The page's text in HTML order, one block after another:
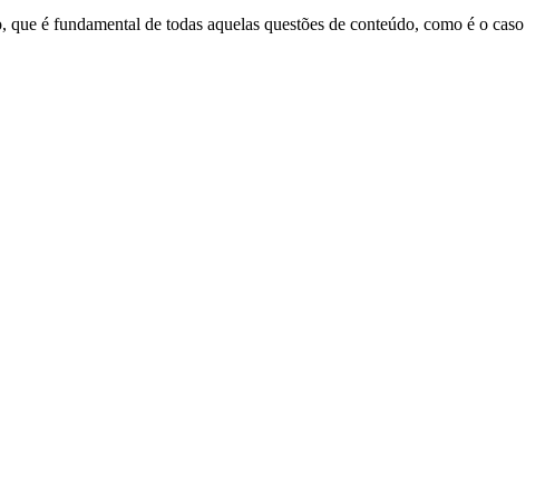
é fundamental de todas aquelas questões de conteúdo, como é o caso